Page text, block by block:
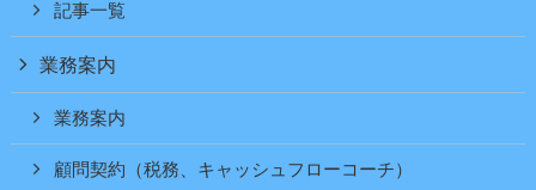
記事一覧
業務案内
業務案内
顧問契約（税務、キャッシュフローコーチ）